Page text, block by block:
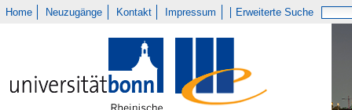
Home Neuzugänge Kontakt Impressum Erweiterte Suche